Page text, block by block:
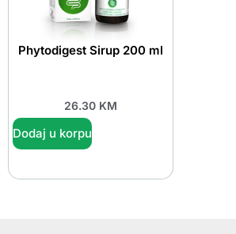
Phytodigest Sirup 200 ml
26.30 KM
Dodaj u korpu